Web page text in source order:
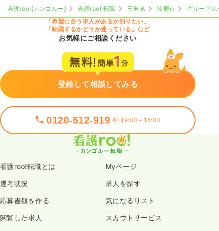
看護roo![カンゴルー] 看護roo! 転職 三重県 鈴鹿市
グループ
「希望に合う求人があるか知りたい」
「転職するかどうか迷っている」など
お気軽にご相談ください
登録して相談してみる
0120-512-919 平日9:00～18:00
看護roo!転職とは Myページ
選考状況 求人を探す
応募書類を作る 気になるリスト
閲覧した求人 スカウトサービス